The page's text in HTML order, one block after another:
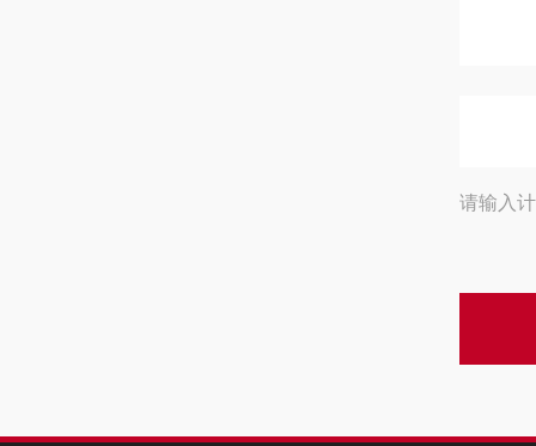
请输入